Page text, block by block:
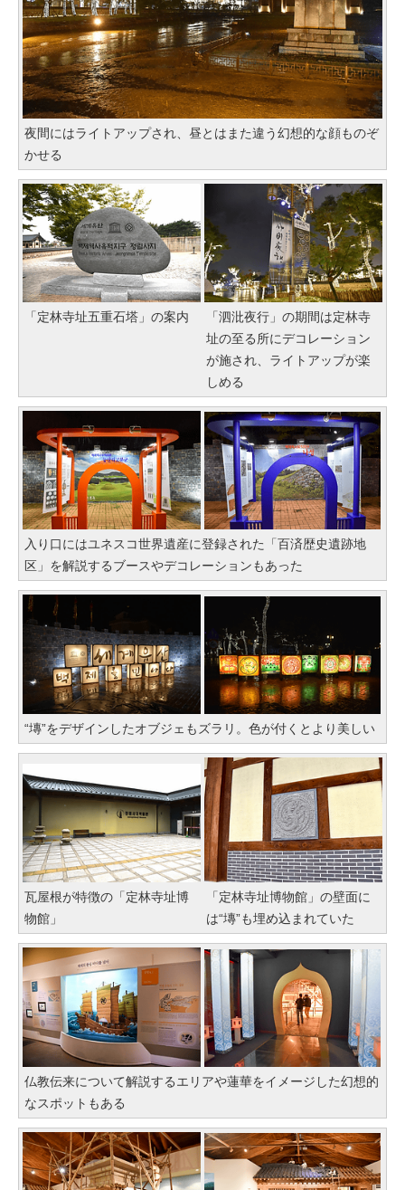
夜間にはライトアップされ、昼とはまた違う幻想的な顔ものぞ
かせる
「定林寺址五重石塔」の案内
「泗沘夜行」の期間は定林寺
址の至る所にデコレーション
が施され、ライトアップが楽
しめる
入り口にはユネスコ世界遺産に登録された「百済歴史遺跡地
区」を解説するブースやデコレーションもあった
“塼”をデザインしたオブジェもズラリ。色が付くとより美しい
瓦屋根が特徴の「定林寺址博
物館」
「定林寺址博物館」の壁面に
は“塼”も埋め込まれていた
仏教伝来について解説するエリアや蓮華をイメージした幻想的
なスポットもある